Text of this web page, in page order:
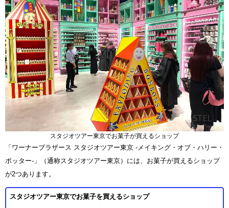
スタジオツアー東京でお菓子が買えるショップ
「ワーナーブラザース スタジオツアー東京 -メイキング・オブ・ハリー・
ポッター-」（通称スタジオツアー東京）には、お菓子が買えるショップ
が2つあります。
スタジオツアー東京でお菓子を買えるショップ